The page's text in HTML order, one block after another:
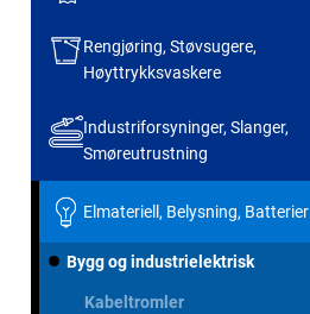
Rengjøring, Støvsugere,
Høyttrykksvaskere
Industriforsyninger, Slanger,
Smøreutrustning
Elmateriell, Belysning, Batterier
Bygg og industrielektrisk
Kabeltromler